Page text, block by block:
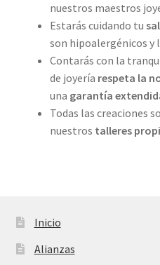
nuestros maestros
Estarás cuidando tu
son hipoalergénicos y
Contarás con la
de joyería respeta la
una garantía
Todas las creaciones
nuestros talleres
Inicio
Alianzas